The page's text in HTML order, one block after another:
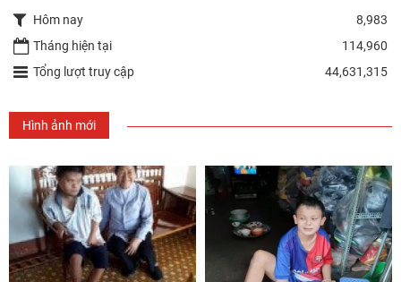
Hôm nay
8,983
Tháng hiện tại
114,960
Tổng lượt truy cập
44,631,315
Hình ảnh mới